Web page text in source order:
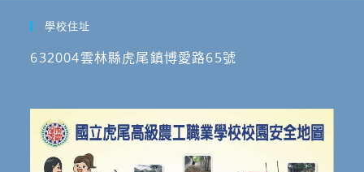
學校住址
632004雲林縣虎尾鎮博愛路65號